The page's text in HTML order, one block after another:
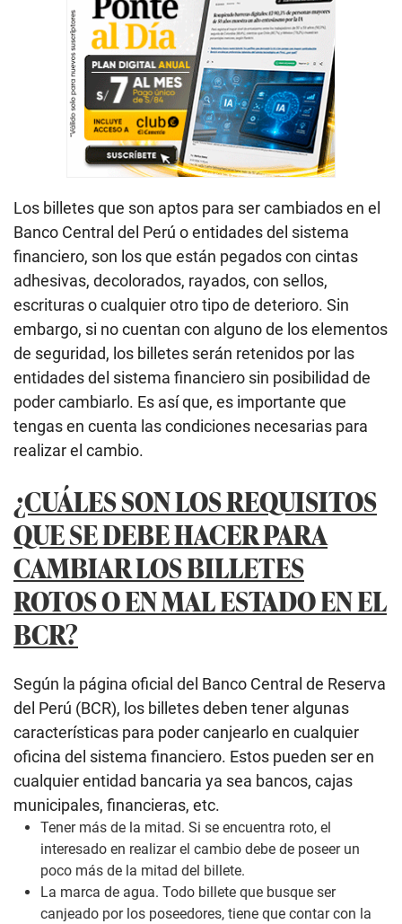
Los billetes que son aptos para ser cambiados en el
Banco Central del Perú o entidades del sistema
financiero, son los que están pegados con cintas
adhesivas, decolorados, rayados, con sellos,
escrituras o cualquier otro tipo de deterioro. Sin
embargo, si no cuentan con alguno de los elementos
de seguridad, los billetes serán retenidos por las
entidades del sistema financiero sin posibilidad de
poder cambiarlo. Es así que, es importante que
tengas en cuenta las condiciones necesarias para
realizar el cambio.
¿CUÁLES SON LOS REQUISITOS
QUE SE DEBE HACER PARA
CAMBIAR LOS BILLETES
ROTOS O EN MAL ESTADO EN EL
BCR?
Según la página oficial del Banco Central de Reserva
del Perú (BCR), los billetes deben tener algunas
características para poder canjearlo en cualquier
oficina del sistema financiero. Estos pueden ser en
cualquier entidad bancaria ya sea bancos, cajas
municipales, financieras, etc.
Tener más de la mitad. Si se encuentra roto, el
interesado en realizar el cambio debe de poseer un
poco más de la mitad del billete.
La marca de agua. Todo billete que busque ser
canjeado por los poseedores, tiene que contar con la